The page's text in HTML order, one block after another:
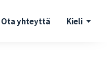
Ota yhteyttä Kieli